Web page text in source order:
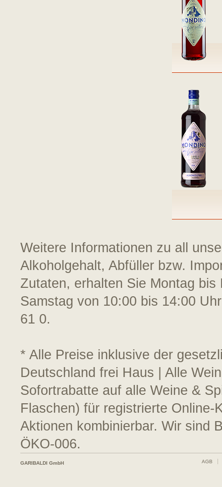
Weitere Informationen zu all
Alkoholgehalt, Abfüller bzw.
Zutaten, erhalten Sie Montag
Samstag von 10:00 bis 14:00
61 0.
* Alle Preise inklusive der
Deutschland frei Haus | Alle
Sofortrabatte auf alle Weine &
Flaschen) für registrierte
Aktionen kombinierbar. Wir sind
ÖKO-006.
GARIBALDI GmbH AGB